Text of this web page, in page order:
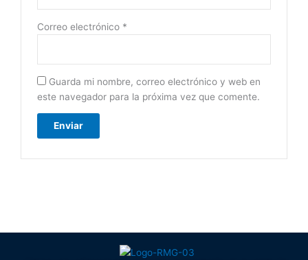
Correo electrónico *
Guarda mi nombre, correo electrónico y web en
este navegador para la próxima vez que comente.